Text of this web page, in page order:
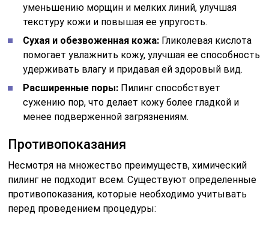
уменьшению морщин и мелких линий, улучшая
текстуру кожи и повышая ее упругость.
Сухая и обезвоженная кожа: Гликолевая кислота
помогает увлажнить кожу, улучшая ее способность
удерживать влагу и придавая ей здоровый вид.
Расширенные поры: Пилинг способствует
сужению пор, что делает кожу более гладкой и
менее подверженной загрязнениям.
Противопоказания
Несмотря на множество преимуществ, химический
пилинг не подходит всем. Существуют определенные
противопоказания, которые необходимо учитывать
перед проведением процедуры: